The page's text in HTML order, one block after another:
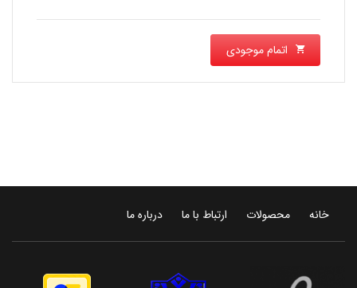
اتمام موجودی
خانه محصولات ارتباط با ما درباره ما